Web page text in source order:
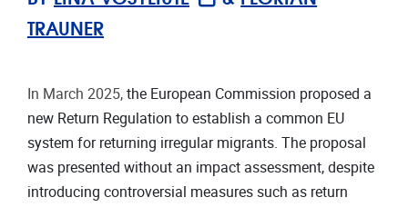
TRAUNER
In March 2025, the European Commission proposed a
new Return Regulation to establish a common EU
system for returning irregular migrants. The proposal
was presented without an impact assessment, despite
introducing controversial measures such as return